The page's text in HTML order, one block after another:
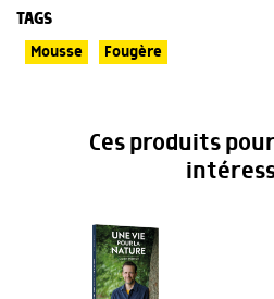
TAGS
Mousse Fougère
Ces produits